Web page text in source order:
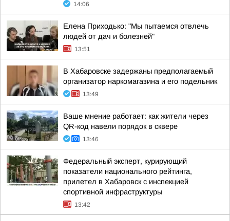
14:06
Елена Приходько: "Мы пытаемся отвлечь
людей от дач и болезней"
13:51
В Хабаровске задержаны предполагаемый
организатор наркомагазина и его подельник
13:49
Ваше мнение работает: как жители через
QR-код навели порядок в сквере
13:46
Федеральный эксперт, курирующий
показатели национального рейтинга,
прилетел в Хабаровск с инспекцией
спортивной инфраструктуры
13:42